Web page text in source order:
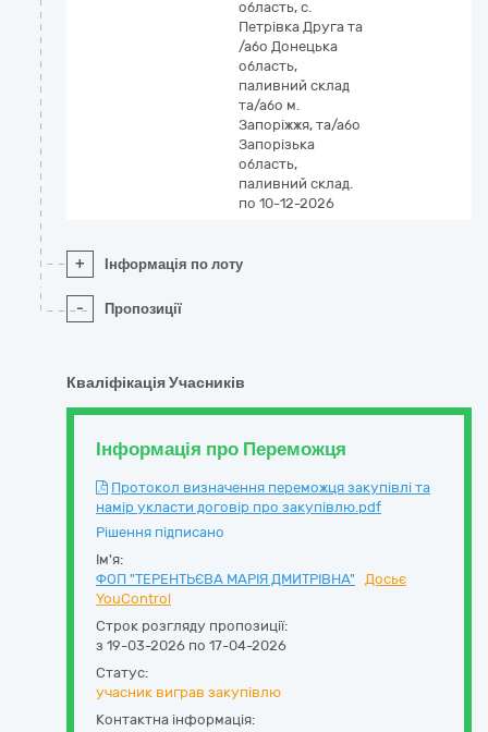
область, с.
Петрівка Друга та
/або Донецька
область,
паливний склад
та/або м.
Запоріжжя, та/або
Запорізька
область,
паливний склад.
по 10-12-2026
+ Інформація по лоту
- Пропозиції
Кваліфікація Учасників
Інформація про Переможця
Протокол визначення переможця закупівлі та
намір укласти договір про закупівлю.pdf
Рішення підписано
Ім'я:
ФОП "ТЕРЕНТЬЄВА МАРІЯ ДМИТРІВНА"
Досьє
YouControl
Строк розгляду пропозиції:
з 19-03-2026 по 17-04-2026
Статус:
учасник виграв закупівлю
Контактна інформація: